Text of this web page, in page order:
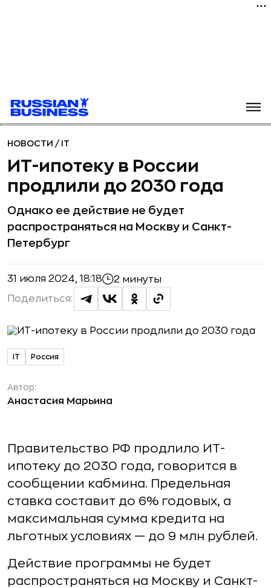
НОВОСТИ / IT
ИТ-ипотеку в России
продлили до 2030 года
Однако ее действие не будет
распространяться на Москву и Санкт-
Петербург
31 июля 2024, 18:18 2 минуты
Поделиться:
IT Россия
Автор:
Анастасия Марьина
Правительство РФ продлило ИТ-
ипотеку до 2030 года, говорится в
сообщении кабмина. Предельная
ставка составит до 6% годовых, а
максимальная сумма кредита на
льготных условиях — до 9 млн рублей.
Действие программы не будет
распространяться на Москву и Санкт-